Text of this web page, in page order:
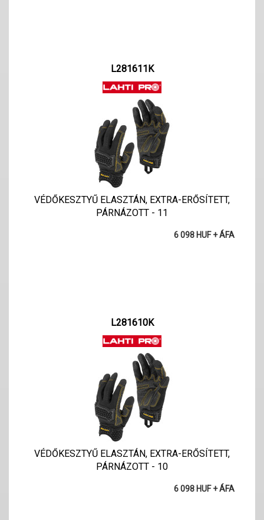
L281611K
VÉDŐKESZTYŰ ELASZTÁN, EXTRA-ERŐSÍTETT,
PÁRNÁZOTT - 11
6 098 HUF + ÁFA
L281610K
VÉDŐKESZTYŰ ELASZTÁN, EXTRA-ERŐSÍTETT,
PÁRNÁZOTT - 10
6 098 HUF + ÁFA